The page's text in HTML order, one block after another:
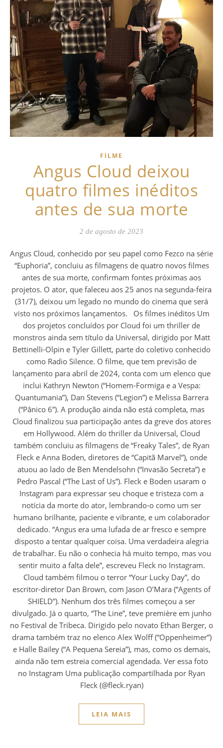
FILME
Angus Cloud deixou
quatro filmes inéditos
antes de sua morte
2 de agosto de 2023
Angus Cloud, conhecido por seu papel como Fezco na série
“Euphoria”, concluiu as filmagens de quatro novos filmes
antes de sua morte, confirmam fontes próximas aos
projetos. O ator, que faleceu aos 25 anos na segunda-feira
(31/7), deixou um legado no mundo do cinema que será
visto nos próximos lançamentos. Os filmes inéditos Um
dos projetos concluídos por Cloud foi um thriller de
monstros ainda sem título da Universal, dirigido por Matt
Bettinelli-Olpin e Tyler Gillett, parte do coletivo conhecido
como Radio Silence. O filme, que tem previsão de
lançamento para abril de 2024, conta com um elenco que
inclui Kathryn Newton (“Homem-Formiga e a Vespa:
Quantumania”), Dan Stevens (“Legion”) e Melissa Barrera
(“Pânico 6”). A produção ainda não está completa, mas
Cloud finalizou sua participação antes da greve dos atores
em Hollywood. Além do thriller da Universal, Cloud
também concluiu as filmagens de “Freaky Tales”, de Ryan
Fleck e Anna Boden, diretores de “Capitã Marvel”), onde
atuou ao lado de Ben Mendelsohn (“Invasão Secreta”) e
Pedro Pascal (“The Last of Us”). Fleck e Boden usaram o
Instagram para expressar seu choque e tristeza com a
notícia da morte do ator, lembrando-o como um ser
humano brilhante, paciente e vibrante, e um colaborador
dedicado. “Angus era uma lufada de ar fresco e sempre
disposto a tentar qualquer coisa. Uma verdadeira alegria
de trabalhar. Eu não o conhecia há muito tempo, mas vou
sentir muito a falta dele”, escreveu Fleck no Instagram.
Cloud também filmou o terror “Your Lucky Day”, do
escritor-diretor Dan Brown, com Jason O’Mara (“Agents of
SHIELD”). Nenhum dos três filmes começou a ser
divulgado. Já o quarto, “The Line”, teve première em junho
no Festival de Tribeca. Dirigido pelo novato Ethan Berger, o
drama também traz no elenco Alex Wolff (“Oppenheimer”)
e Halle Bailey (“A Pequena Sereia”), mas, como os demais,
ainda não tem estreia comercial agendada. Ver essa foto
no Instagram Uma publicação compartilhada por Ryan
Fleck (@fleck.ryan)
LEIA MAIS